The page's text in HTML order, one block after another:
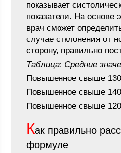
показывает
показатели. На основе
врач сможет
случае отклонения от
сторону, правильно
Таблица: Средние
Повышенное свыше
Повышенное свыше
Повышенное свыше
Как правильно
формуле